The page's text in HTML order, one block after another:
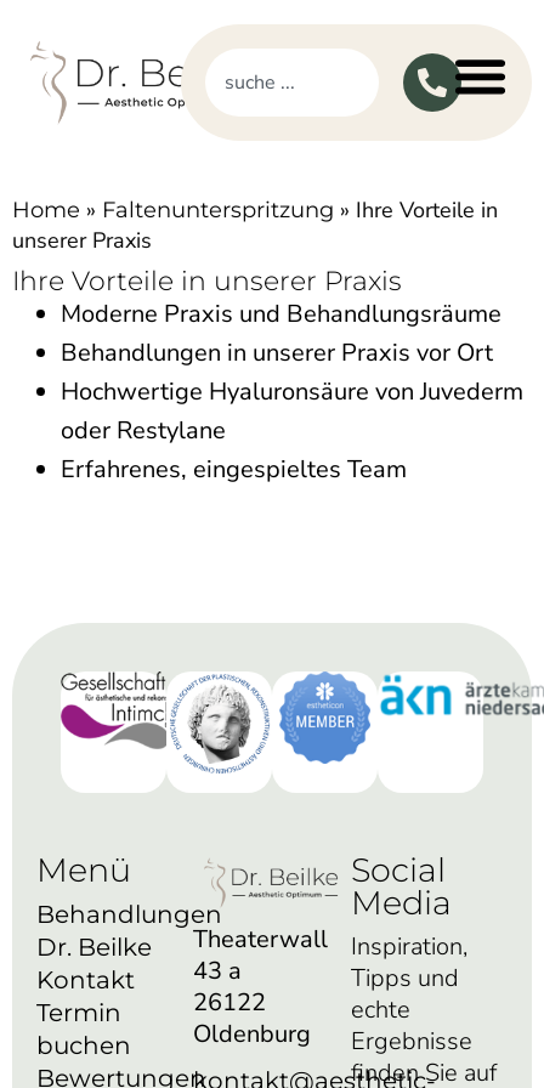
Home » Faltenunterspritzung » Ihre Vorteile in
unserer Praxis
Ihre Vorteile in unserer Praxis
Moderne Praxis und Behandlungsräume
Behandlungen in unserer Praxis vor Ort
Hochwertige Hyaluronsäure von Juvederm
oder Restylane
Erfahrenes, eingespieltes Team
Menü
Behandlungen
Dr. Beilke
Kontakt
Termin
buchen
Bewertungen
Theaterwall
43 a
26122
Oldenburg
kontakt@aesthetic-
Social
Media
Inspiration,
Tipps und
echte
Ergebnisse
finden Sie auf